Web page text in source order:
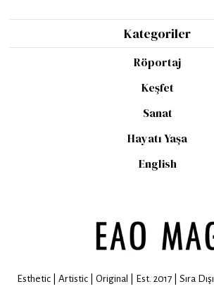
Kategoriler
Röportaj
Keşfet
Sanat
Hayatı Yaşa
English
Esthetic | Artistic | Original | Est. 2017 | Sıra